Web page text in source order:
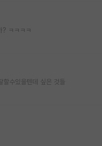
? ㅋㅋㅋㅋ
할수있을텐데 싶은 것들